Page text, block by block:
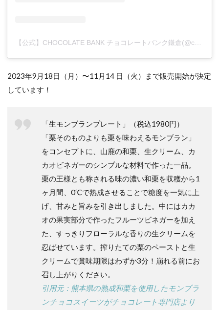
2023年9月18日（月）〜11月14 日（火）まで販売開始が決定
しています！
「生モンブランプレート」（税込1980円）
「栗そのものよりも栗を味わえるモンブラン」
をコンセプトに、山鹿の和栗、生クリーム、カ
カオビネガーのシンプルな材料で作った一品。
栗の王様とも称される味の濃い和栗を収穫から1
ヶ月間、0℃で熟成させることで糖度を一気に上
げ、甘みと旨みを引き出しました。中にはカカ
オの果実部分で作ったフルーツビネガーを加え
た、すっきりフローラルな香りの生クリームを
忍ばせています。搾りたての栗のペーストと生
クリームで賞味期限はわずか3分！崩れる前にお
召し上がりください。
引用元：熊本県の熟成和栗を使用したモンブラ
ンチョコスイーツがチョコレート専門店より